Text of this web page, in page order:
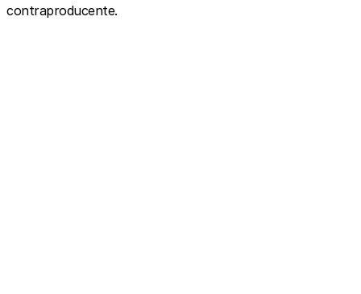
contraproducente.